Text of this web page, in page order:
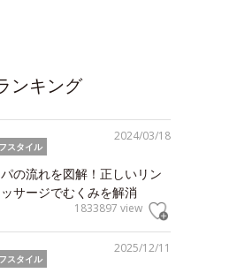
ンキング
2024/03/18
スタイル
の流れを図解！正しいリン
サージでむくみを解消
1833897 view
2025/12/11
スタイル